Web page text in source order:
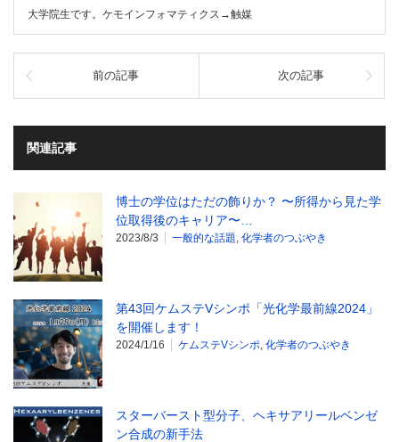
大学院生です。ケモインフォマティクス→触媒
前の記事 次の記事
関連記事
博士の学位はただの飾りか？ 〜所得から見た学
位取得後のキャリア〜…
2023/8/3 一般的な話題 化学者のつぶやき
第43回ケムステVシンポ「光化学最前線2024」
を開催します！
2024/1/16 ケムステVシンポ 化学者のつぶやき
スターバースト型分子、ヘキサアリールベンゼ
ン合成の新手法